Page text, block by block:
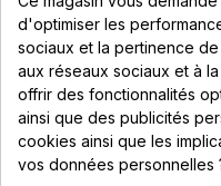
d'optimiser les
sociaux et la pertinence
aux réseaux sociaux et à
offrir des fonctionnalités
ainsi que des publicités
cookies ainsi que les
vos données personnelles